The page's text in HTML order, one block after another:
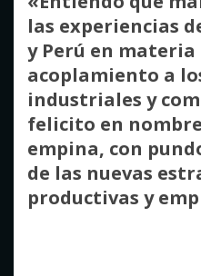
las experiencias
y Perú en
acoplamiento a
industriales y
felicito en
empina, con
de las nuevas
productivas y